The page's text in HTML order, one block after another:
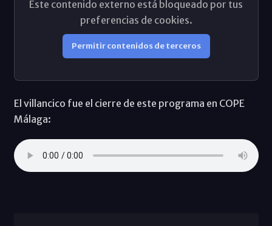
Este contenido externo está bloqueado por tus
preferencias de cookies.
Permitir contenidos de terceros
El villancico fue el cierre de este programa en COPE
Málaga: